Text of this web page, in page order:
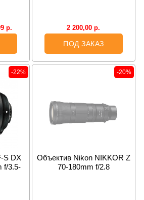
р. 2 200,00р.
ПОД ЗАКАЗ
-22%
S DX
f/3.5-
-20%
Объектив Nikon NIKKOR Z
70-180mm f/2.8